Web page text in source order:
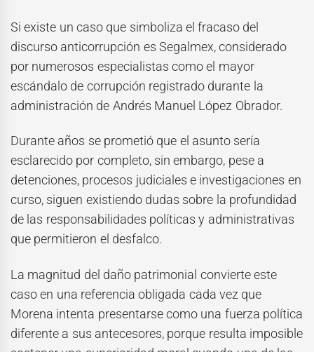
Si existe un caso que simboliza el fracaso del
discurso anticorrupción es Segalmex, considerado
por numerosos especialistas como el mayor
escándalo de corrupción registrado durante la
administración de Andrés Manuel López Obrador.
Durante años se prometió que el asunto sería
esclarecido por completo, sin embargo, pese a
detenciones, procesos judiciales e investigaciones en
curso, siguen existiendo dudas sobre la profundidad
de las responsabilidades políticas y administrativas
que permitieron el desfalco.
La magnitud del daño patrimonial convierte este
caso en una referencia obligada cada vez que
Morena intenta presentarse como una fuerza política
diferente a sus antecesores, porque resulta imposible